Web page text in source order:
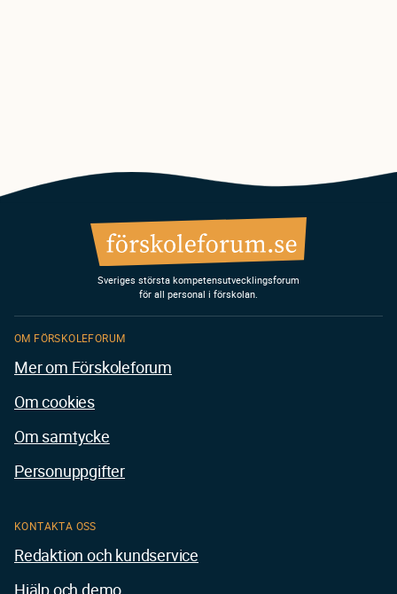
Sveriges största kompetensutvecklingsforum
för all personal i förskolan.
KONTAKTA OSS
Redaktion och kundservice
Hjälp och demo
OM FÖRSKOLEFORUM
Mer om Förskoleforum
Om cookies
Om samtycke
Personuppgifter